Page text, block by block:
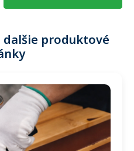
dalšie produktové